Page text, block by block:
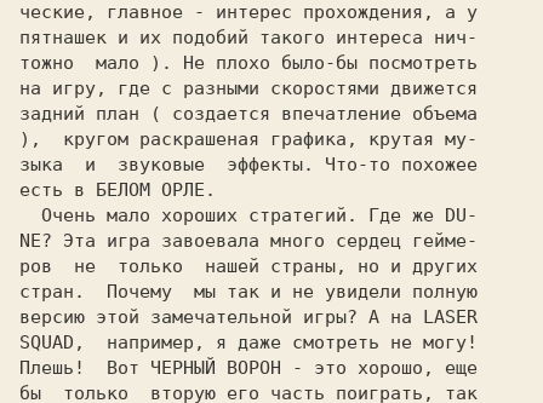
ческие, главное - интерес прохождения, а у
пятнашек и их подобий такого интереса нич-
тожно  мало ). Не плохо было-бы посмотреть
на игру, где с разными скоростями движется
задний план ( создается впечатление объема
),  кругом раскрашеная графика, крутая му-
зыка  и  звуковые  эффекты. Что-то похожее
есть в БЕЛОМ ОРЛЕ.
NE? Эта игра завоевала много сердец гейме-
ров  не  только  нашей страны, но и других
стран.  Почему  мы так и не увидели полную
версию этой замечательной игры? А на LASER
SQUAD,  например, я даже смотреть не могу!
Плешь!  Вот ЧЕРНЫЙ ВОРОН - это хорошо, еще
бы  только  вторую его часть поиграть, так